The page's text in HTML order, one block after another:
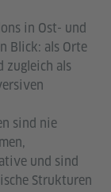
in Ost- und
Blick: als Orte
zugleich als
sind nie
und sind
Strukturen